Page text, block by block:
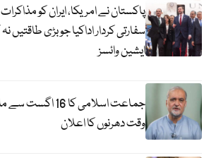
پاکستان نے امریکا، ایران کو
سفارتی کردار اداکیا جو بڑی طاقتیں
ایشین وائسز
جماعت اسلامی کا
وقت دھرنوں کا اعلان